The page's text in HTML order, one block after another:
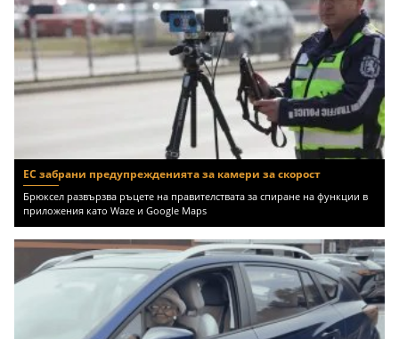
ЕС забрани предупрежденията за камери за скорост
Брюксел развързва ръцете на правителствата за спиране на функции в
приложения като Waze и Google Maps